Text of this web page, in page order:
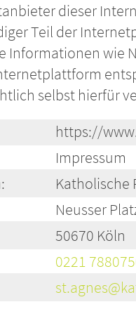
dieser
Teil der
Informationen wie
selbst hierfür
https://
Impressum
Katholische
Neusser
50670 Köln
0221